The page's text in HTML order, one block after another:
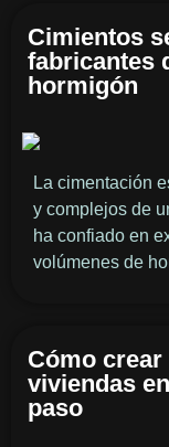
Cimientos
fabricantes
hormigón
La cimentación
y complejos de
ha confiado en
volúmenes de
Cómo
viviendas
paso